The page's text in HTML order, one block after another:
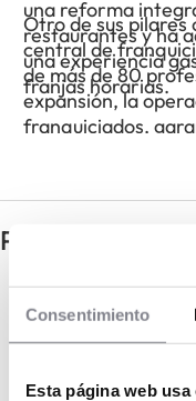
Consentimiento
Esta página web usa
una reforma
restaurantes y ha
una experiencia
franjas horarias.
Otro de sus pilares
central de
de más de 80
expansión, la
franquiciados,
Preguntas
¿Qué superficie
restaurante Tony
¿Cuánto dura el